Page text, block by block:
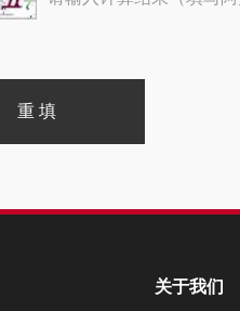
关于我们